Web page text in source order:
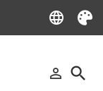
language
Language
Tema
person_outline
Logga in
search
Sök